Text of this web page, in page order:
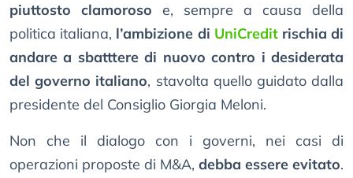
piuttosto clamoroso e, sempre a causa della
politica italiana, l’ambizione di UniCreditrischia di
andare a sbatttere di nuovo contro i desiderata
del governo italiano, stavolta quello guidato dalla
presidente del Consiglio Giorgia Meloni.
Non che il dialogo con i governi, nei casi di
operazioni proposte di M&A, debba essere evitato.